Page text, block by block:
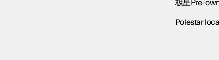
极星Pre-
Polestar